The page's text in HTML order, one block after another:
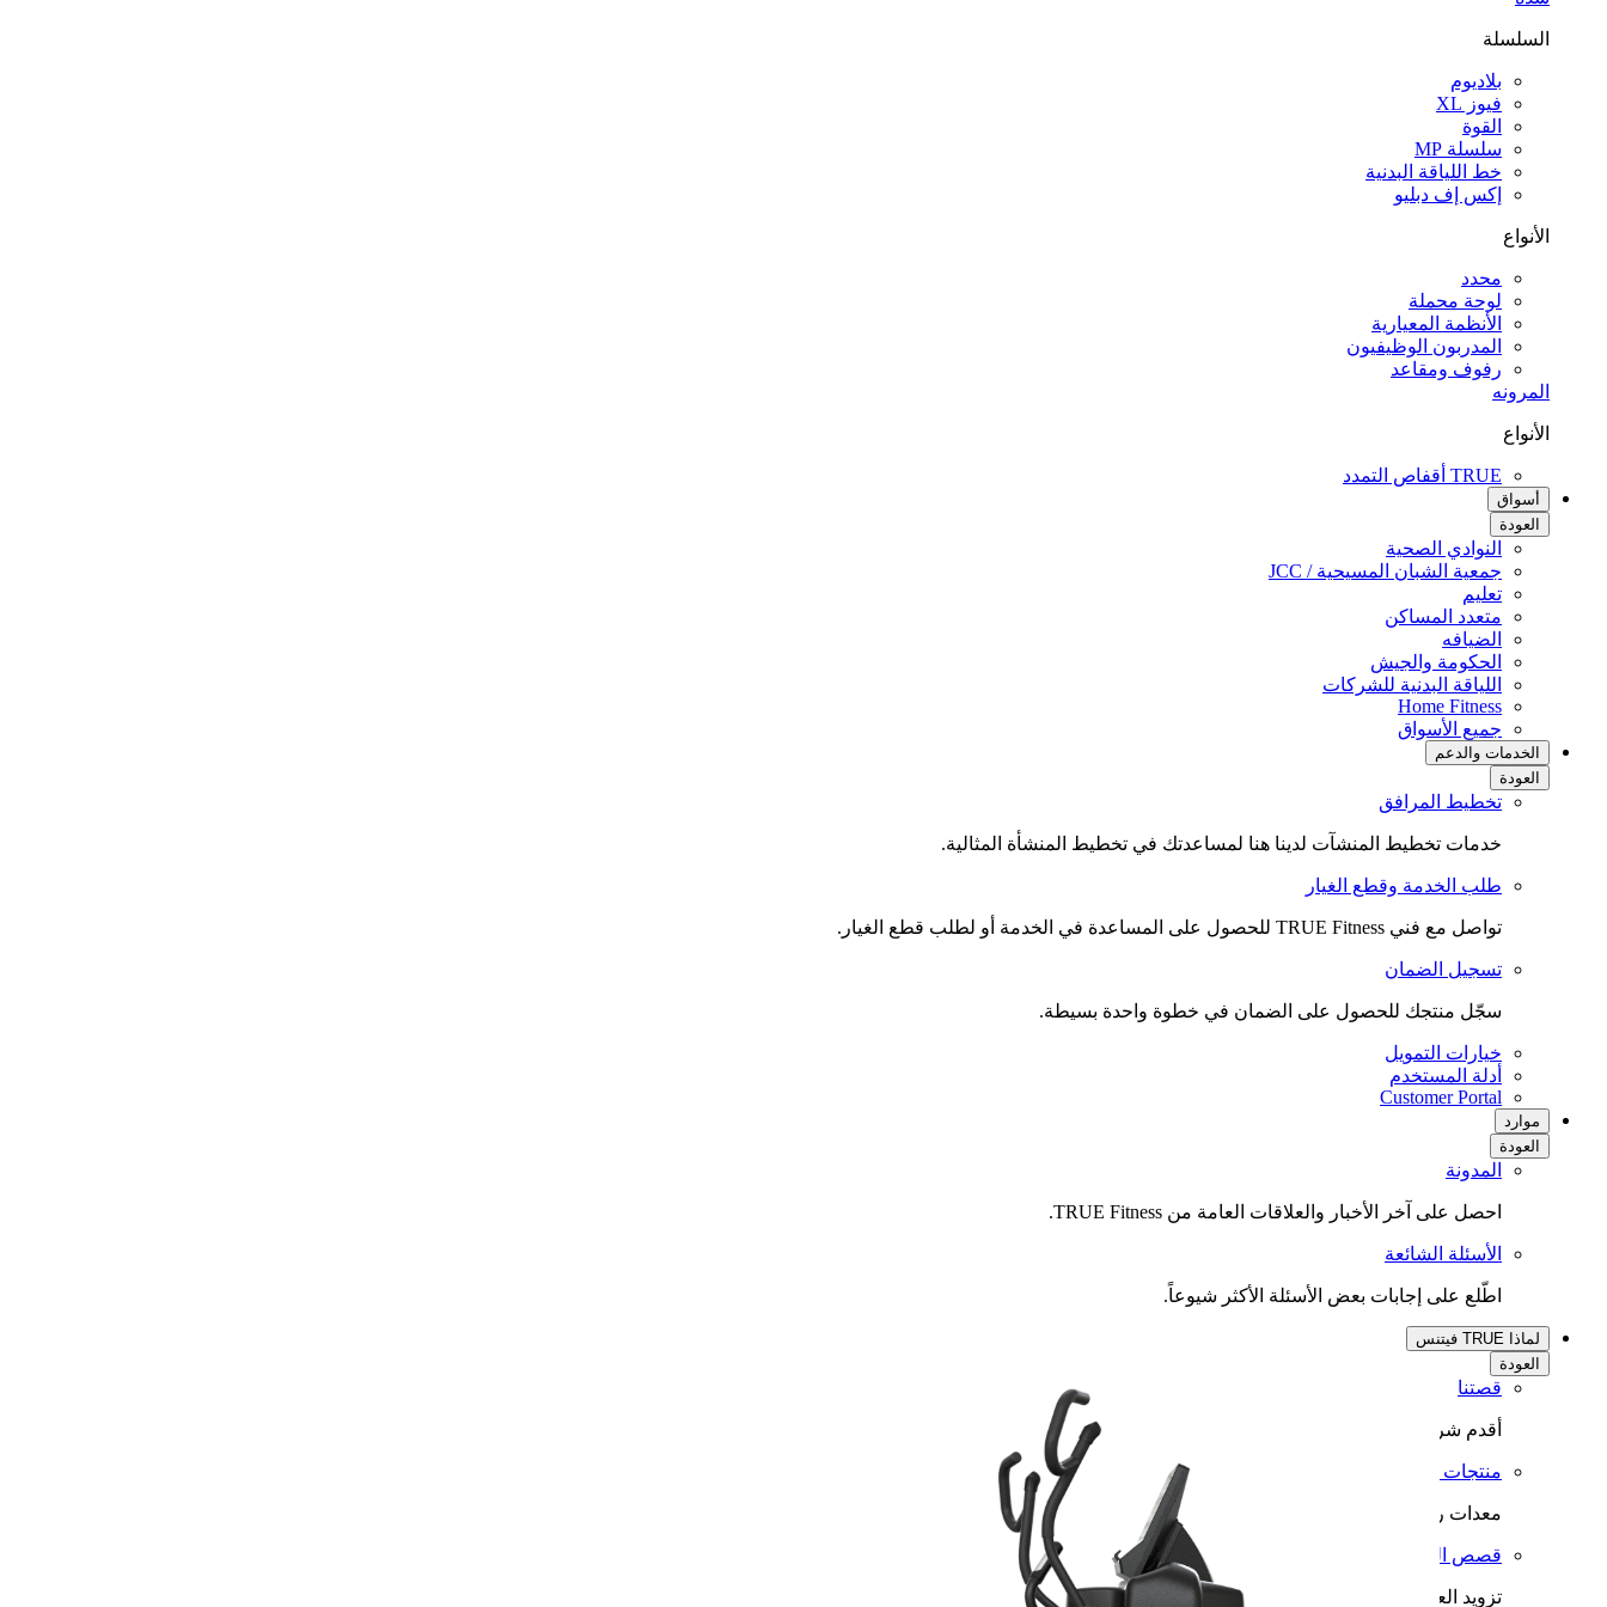
السلسلة
بلاديوم
فيوز XL
القوة
سلسلة MP
خط اللياقة البدنية
إكس إف دبليو
الأنواع
محدد
لوحة محملة
الأنظمة المعيارية
المدربون الوظيفيون
رفوف ومقاعد
المرونه
الأنواع
TRUE أقفاص التمدد
أسواق
العودة
النوادي الصحية
جمعية الشبان المسيحية / JCC
تعليم
متعدد المساكن
الضيافه
الحكومة والجيش
اللياقة البدنية للشركات
Home Fitness
جميع الأسواق
الخدمات والدعم
العودة
تخطيط المرافق
خدمات تخطيط المنشآت لدينا هنا لمساعدتك في تخطيط المنشأة المثالية.
طلب الخدمة وقطع الغيار
تواصل مع فني TRUE Fitness للحصول على المساعدة في الخدمة أو لطلب قطع الغيار.
تسجيل الضمان
سجّل منتجك للحصول على الضمان في خطوة واحدة بسيطة.
خيارات التمويل
أدلة المستخدم
Customer Portal
موارد
العودة
المدونة
احصل على آخر الأخبار والعلاقات العامة من TRUE Fitness.
الأسئلة الشائعة
اطّلع على إجابات بعض الأسئلة الأكثر شيوعاً.
لماذا TRUE فيتنس
العودة
قصتنا
أقدم شركة عائلية تملكها وتديرها عائلة في مجالنا.
منتجات TRUE
معدات رياضية وتمرينات رياضية متميزة منذ عام 1981.
قصص النجاح وعمليات التثبيت
تزويد العملاء بالمعدات اللازمة لمرافقهم المتطلبة والمتنامية باستمرار.